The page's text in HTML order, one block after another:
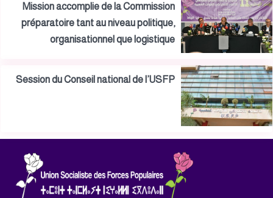
Mission accomplie de la Commission
préparatoire tant au niveau politique,
organisationnel que logistique
Session du Conseil national de l’USFP